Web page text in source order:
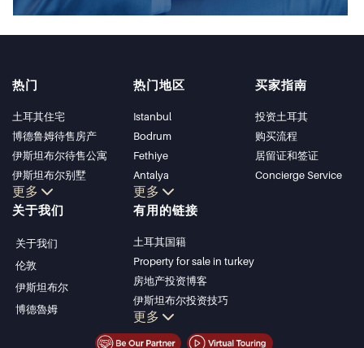
热门
土耳其住宅
博德鲁姆待售房产
伊斯坦布尔待售公寓
伊斯坦布尔别墅
博德鲁姆别墅
安塔利亚待售公寓
更多
热门地区
Istanbul
Bodrum
Fethiye
Antalya
Kalkan
Alanya
Kemer
Dalyan
更多
买家指南
投资土耳其
购买流程
居留证和签证
Concierge Service
关于我们
关于我们
伦敦
伊斯坦布尔
博德魯姆
有用的链接
土耳其国籍
Property for sale in turkey
房地产投资博客
伊斯坦布尔投资技巧
土耳其房产投资
伊斯坦布尔投资型房产
更多